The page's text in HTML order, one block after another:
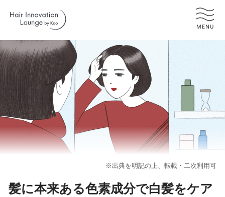
記事を読む READ ARTICLES
生活・美容編
成分・サイエンス編
※出典を明記の上、転載・二次利用可
髪に本来ある色素成分で白髪をケア